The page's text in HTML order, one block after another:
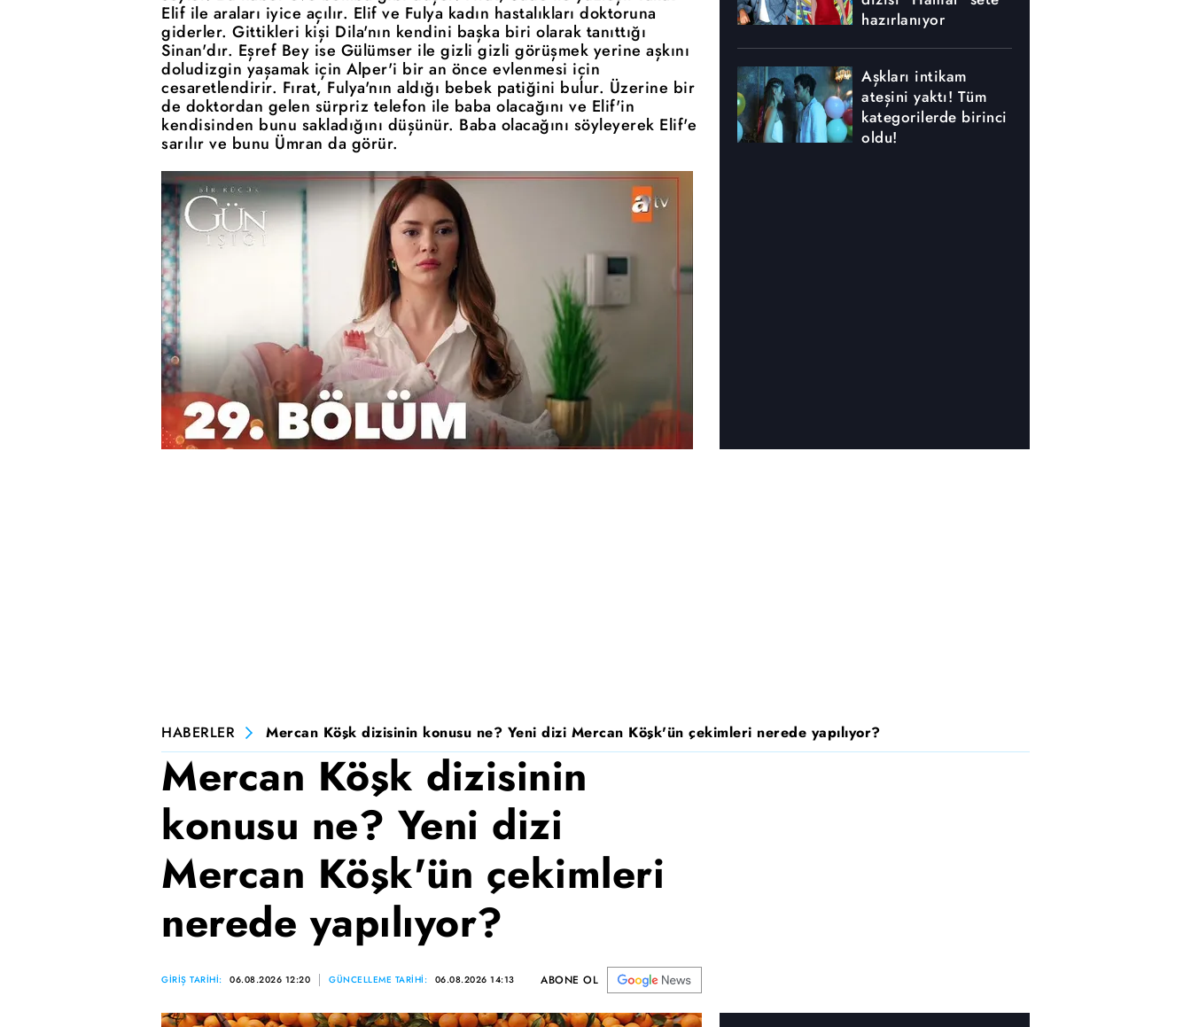
Elif ile araları iyice açılır. Elif ve Fulya kadın hastalıkları doktoruna
giderler. Gittikleri kişi Dila'nın kendini başka biri olarak tanıttığı
Sinan'dır. Eşref Bey ise Gülümser ile gizli gizli görüşmek yerine aşkını
doludizgin yaşamak için Alper'i bir an önce evlenmesi için
cesaretlendirir. Fırat, Fulya'nın aldığı bebek patiğini bulur. Üzerine bir
de doktordan gelen sürpriz telefon ile baba olacağını ve Elif'in
kendisinden bunu sakladığını düşünür. Baba olacağını söyleyerek Elif'e
sarılır ve bunu Ümran da görür.
hazırlanıyor
Aşkları intikam
ateşini yaktı! Tüm
kategorilerde birinci
oldu!
HABERLER Mercan Köşk dizisinin konusu ne? Yeni dizi Mercan Köşk'ün çekimleri nerede yapılıyor?
Mercan Köşk dizisinin
konusu ne? Yeni dizi
Mercan Köşk'ün çekimleri
nerede yapılıyor?
GİRİŞ TARİHİ: 06.08.2026 12:20 GÜNCELLEME TARİHİ: 06.08.2026 14:13 ABONE OL